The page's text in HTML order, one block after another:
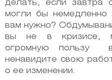
делать, если завтра
могли бы немедленно
вам нужно?
вы не в кризисе,
огромную пользу
ненавидите свою
о ее изменении.